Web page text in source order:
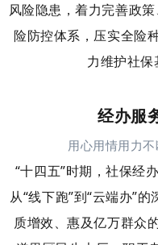
风险隐患，着力完善政
险防控体系，压实全险
力维护社保
经办服
用心用情用力
“十四五”时期，社保经
从“线下跑”到“云端办”
质增效、惠及亿万群众